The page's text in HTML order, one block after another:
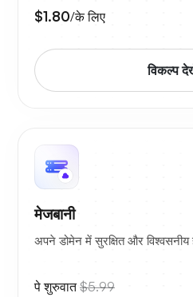
$1.80/के लिए
विकल्प
मेजबानी
अपने डोमेन में सुरक्षित और विश्वसनीय
पे शुरुवात$5.99